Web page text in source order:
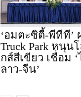
‘อมตะซิตี้-พีทีที’
Truck Park หนุน
กส์สีเขียว เชื่อม
ลาว-จีน’